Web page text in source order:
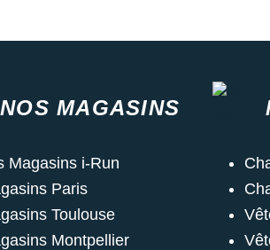
NOS MAGASINS
Magasins i-Run
Paris
Toulouse
Montpellier